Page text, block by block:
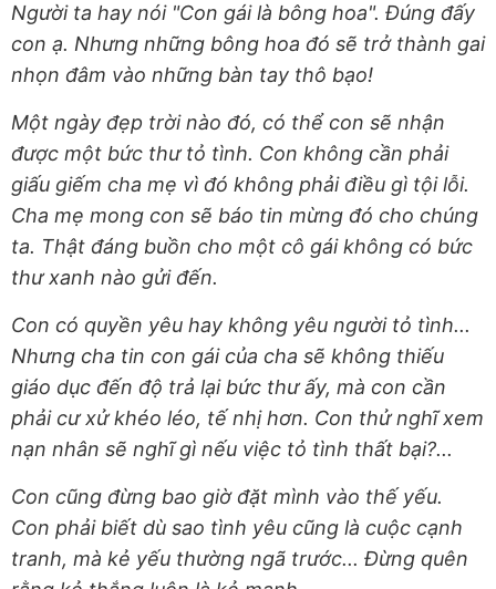
Người ta hay nói "Con gái là bông hoa". Đúng đấy
con ạ. Nhưng những bông hoa đó sẽ trở thành gai
nhọn đâm vào những bàn tay thô bạo!
Một ngày đẹp trời nào đó, có thể con sẽ nhận
được một bức thư tỏ tình. Con không cần phải
giấu giếm cha mẹ vì đó không phải điều gì tội lỗi.
Cha mẹ mong con sẽ báo tin mừng đó cho chúng
ta. Thật đáng buồn cho một cô gái không có bức
thư xanh nào gửi đến.
Con có quyền yêu hay không yêu người tỏ tình...
Nhưng cha tin con gái của cha sẽ không thiếu
giáo dục đến độ trả lại bức thư ấy, mà con cần
phải cư xử khéo léo, tế nhị hơn. Con thử nghĩ xem
nạn nhân sẽ nghĩ gì nếu việc tỏ tình thất bại?...
Con cũng đừng bao giờ đặt mình vào thế yếu.
Con phải biết dù sao tình yêu cũng là cuộc cạnh
tranh, mà kẻ yếu thường ngã trước... Đừng quên